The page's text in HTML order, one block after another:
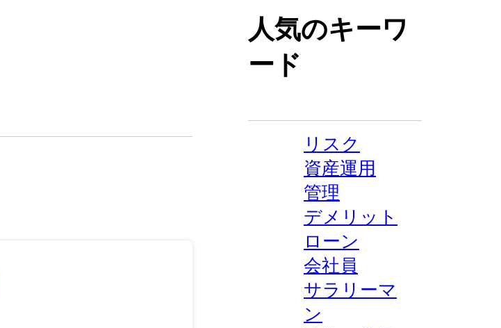
人気のキーワ
ード
リスク
資産運用
管理
デメリット
ローン
会社員
サラリーマ
ン